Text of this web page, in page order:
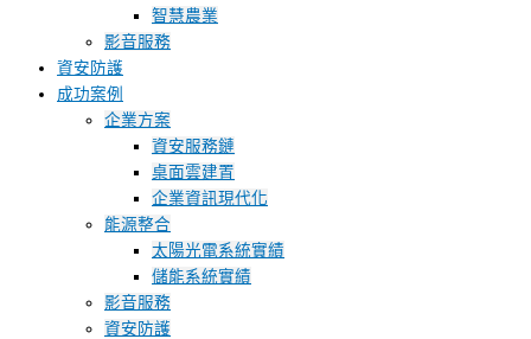
智慧農業
影音服務
資安防護
成功案例
企業方案
資安服務鏈
桌面雲建置
企業資訊現代化
能源整合
太陽光電系統實績
儲能系統實績
影音服務
資安防護